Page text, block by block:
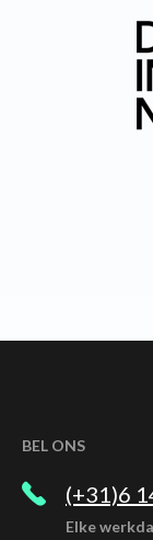
BEL ONS
(+31)6
Elke